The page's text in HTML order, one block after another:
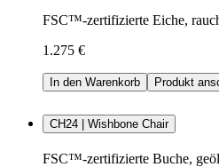
FSC™-zertifizierte Eiche,
1.275 €
In den Warenkorb Produkt
CH24 | Wishbone Chair
FSC™-zertifizierte Buche,